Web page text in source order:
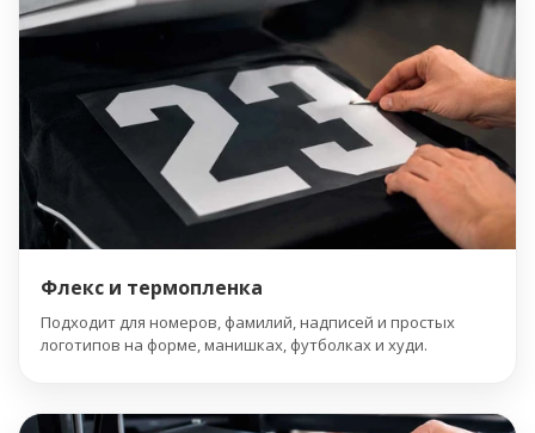
Флекс и термопленка
Подходит для номеров, фамилий, надписей и простых
логотипов на форме, манишках, футболках и худи.